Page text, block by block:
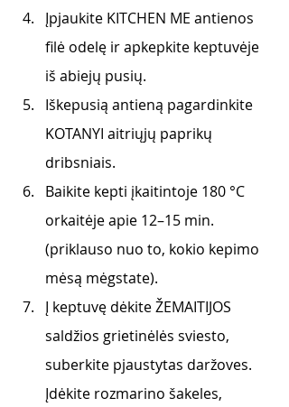
Įpjaukite KITCHEN ME antienos
filė odelę ir apkepkite keptuvėje
iš abiejų pusių.
Iškepusią antieną pagardinkite
KOTANYI aitriųjų paprikų
dribsniais.
Baikite kepti įkaitintoje 180 °C
orkaitėje apie 12–15 min.
(priklauso nuo to, kokio kepimo
mėsą mėgstate).
Į keptuvę dėkite ŽEMAITIJOS
saldžios grietinėlės sviesto,
suberkite pjaustytas daržoves.
Įdėkite rozmarino šakeles,